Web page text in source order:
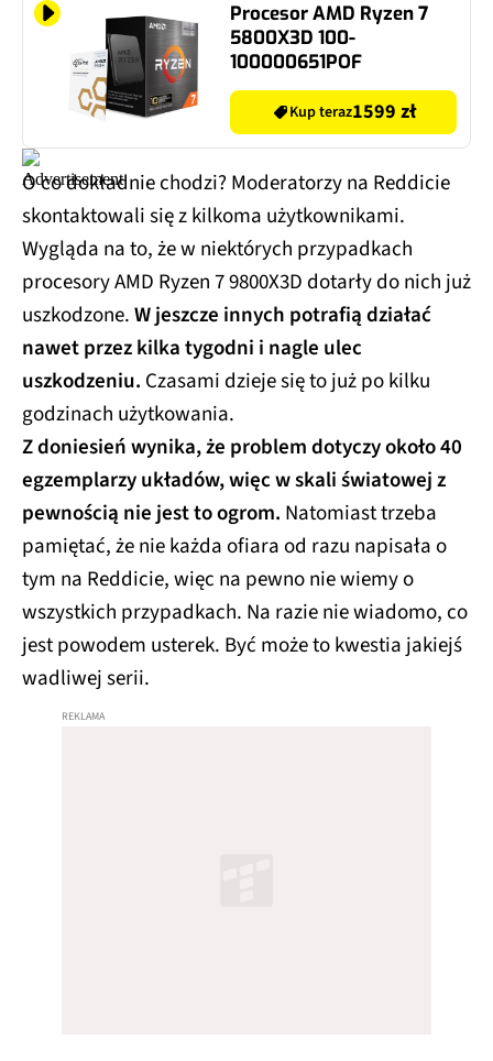
Procesor AMD Ryzen 7
5800X3D 100-
100000651POF
Kup teraz1599 zł
O co dokładnie chodzi? Moderatorzy na Reddicie
skontaktowali się z kilkoma użytkownikami.
Wygląda na to, że w niektórych przypadkach
procesory AMD Ryzen 7 9800X3D dotarły do nich już
uszkodzone.W jeszcze innych potrafią działać
nawet przez kilka tygodni i nagle ulec
uszkodzeniu. Czasami dzieje się to już po kilku
godzinach użytkowania.
Z doniesień wynika, że problem dotyczy około 40
egzemplarzy układów, więc w skali światowej z
pewnością nie jest to ogrom. Natomiast trzeba
pamiętać, że nie każda ofiara od razu napisała o
tym na Reddicie, więc na pewno nie wiemy o
wszystkich przypadkach. Na razie nie wiadomo, co
jest powodem usterek. Być może to kwestia jakiejś
wadliwej serii.